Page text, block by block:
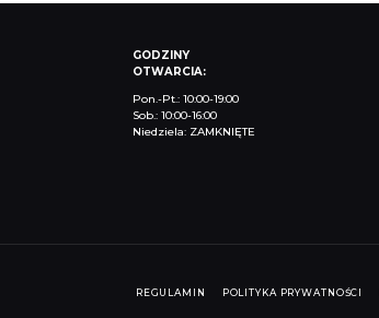
GODZINY
OTWARCIA:
Pon.-Pt.: 10:00-19:00
Sob.: 10:00-16:00
Niedziela: ZAMKNIĘTE
REGULAMIN POLITYKA PRYWATNOŚCI